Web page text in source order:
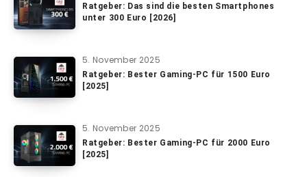
Ratgeber: Das sind die besten Smartphones
unter 300 Euro [2026]
5. November 2025
Ratgeber: Bester Gaming-PC für 1500 Euro
[2025]
5. November 2025
Ratgeber: Bester Gaming-PC für 2000 Euro
[2025]